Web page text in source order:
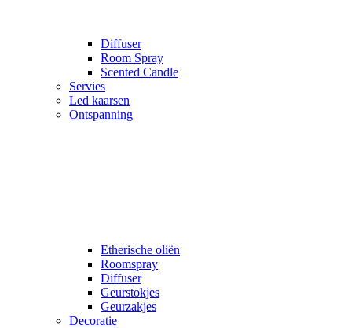
Diffuser
Room Spray
Scented Candle
Servies
Led kaarsen
Ontspanning
Etherische oliën
Roomspray
Diffuser
Geurstokjes
Geurzakjes
Decoratie